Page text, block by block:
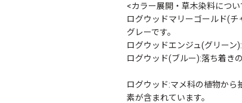
<カラー展開・草木染料につい
ログウッドマリーゴールド(
グレーです。
ログウッドエンジュ(グリーン
ログウッド(ブルー):落ち着き
ログウッド:マメ科の植物から
素が含まれています。